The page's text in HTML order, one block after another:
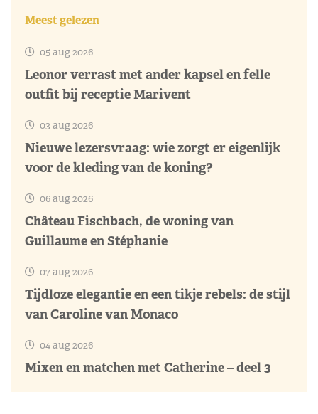
Meest gelezen
05 aug 2026
Leonor verrast met ander kapsel en felle
outfit bij receptie Marivent
03 aug 2026
Nieuwe lezersvraag: wie zorgt er eigenlijk
voor de kleding van de koning?
06 aug 2026
Château Fischbach, de woning van
Guillaume en Stéphanie
07 aug 2026
Tijdloze elegantie en een tikje rebels: de stijl
van Caroline van Monaco
04 aug 2026
Mixen en matchen met Catherine – deel 3